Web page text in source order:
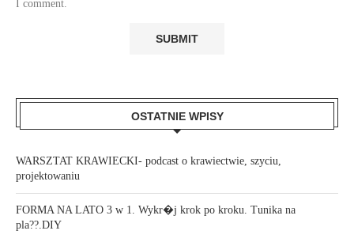
I comment.
OSTATNIE WPISY
WARSZTAT KRAWIECKI- podcast o krawiectwie, szyciu,
projektowaniu
FORMA NA LATO 3 w 1. Wykr�j krok po kroku. Tunika na
pla??.DIY